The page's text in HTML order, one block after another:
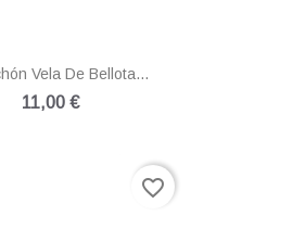
Vela De Bellota...
11,00 €
favorite_border